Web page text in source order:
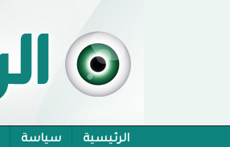
الرئيسية سياسة